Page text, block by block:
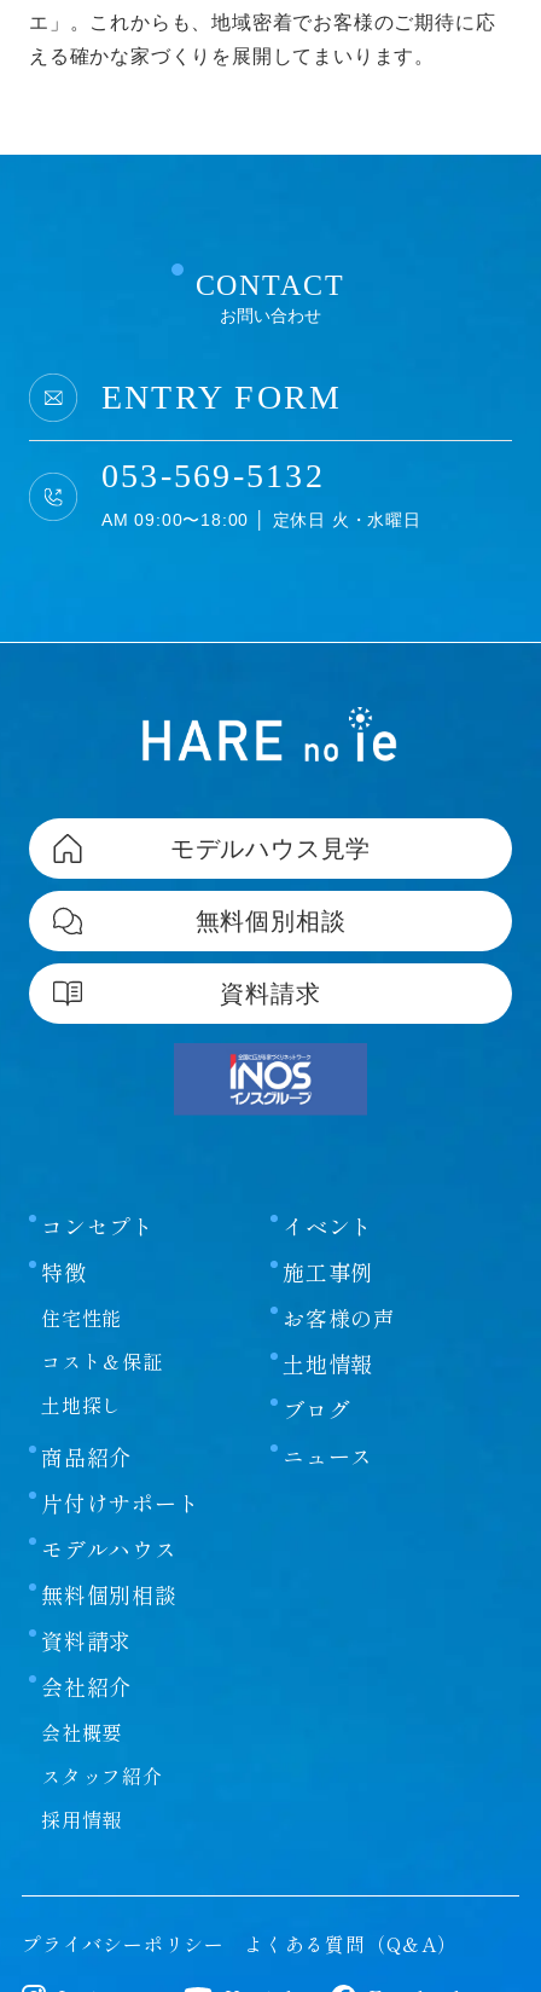
エ」。これからも、地域密着でお客様のご期待に応
える確かな家づくりを展開してまいります。
CONTACT
お問い合わせ
ENTRY FORM
053-569-5132
AM 09:00〜18:00 │ 定休日 火・水曜日
モデルハウス見学
無料個別相談
資料請求
コンセプト
特徴
住宅性能
コスト＆保証
土地探し
商品紹介
片付けサポート
イベント
施工事例
お客様の声
土地情報
ブログ
ニュース
モデルハウス
無料個別相談
資料請求
会社紹介
会社概要
スタッフ紹介
採用情報
プライバシーポリシー
よくある質問（Q＆A）